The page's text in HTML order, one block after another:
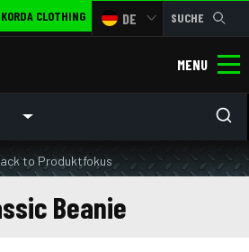
KORDA CLOTHING DE SUCHE
MENU
to Produktfokus
Beanie